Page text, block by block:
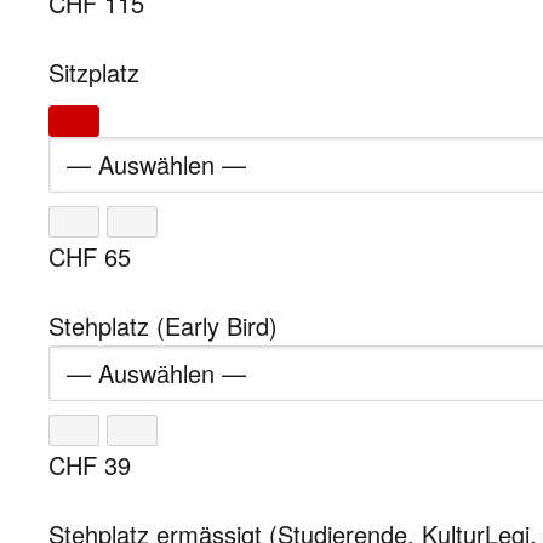
Sitzplatz
CHF 65
Stehplatz (Early Bird)
CHF 39
Stehplatz ermässigt (Studierende,